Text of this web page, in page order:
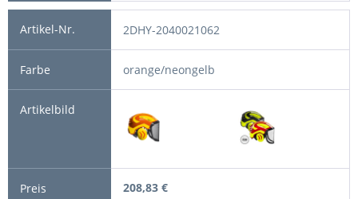
2DHY-2040021062
orange/neongelb
208,83 €